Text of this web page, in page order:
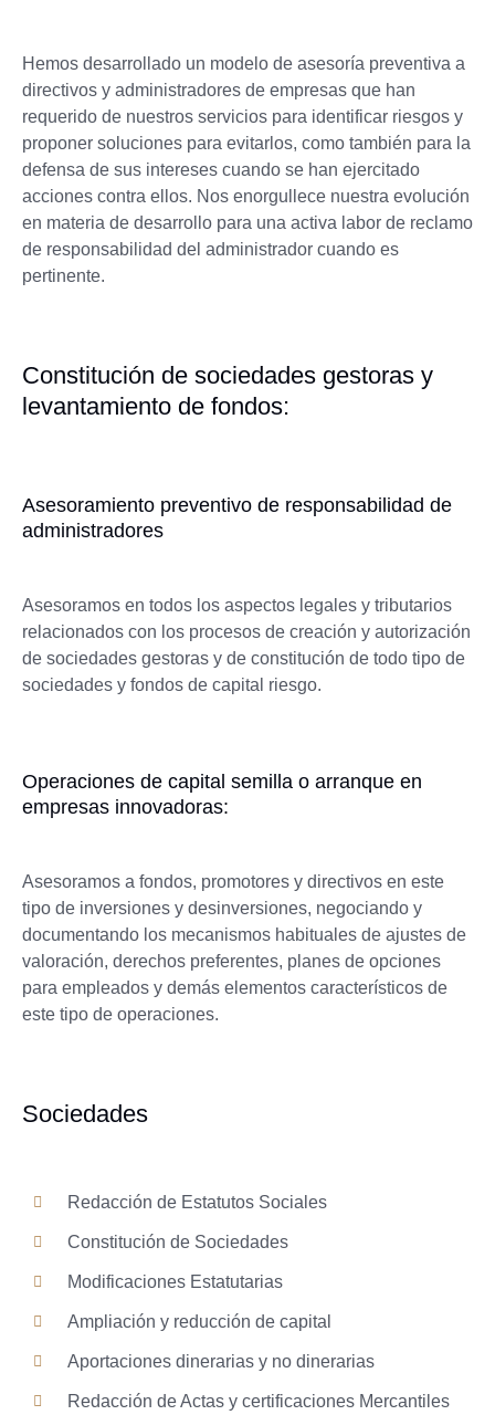
Hemos desarrollado un modelo de asesoría preventiva a
directivos y administradores de empresas que han
requerido de nuestros servicios para identificar riesgos y
proponer soluciones para evitarlos, como también para la
defensa de sus intereses cuando se han ejercitado
acciones contra ellos. Nos enorgullece nuestra evolución
en materia de desarrollo para una activa labor de reclamo
de responsabilidad del administrador cuando es
pertinente.
Constitución de sociedades gestoras y
levantamiento de fondos:
Asesoramiento preventivo de responsabilidad de
administradores
Asesoramos en todos los aspectos legales y tributarios
relacionados con los procesos de creación y autorización
de sociedades gestoras y de constitución de todo tipo de
sociedades y fondos de capital riesgo.
Operaciones de capital semilla o arranque en
empresas innovadoras:
Asesoramos a fondos, promotores y directivos en este
tipo de inversiones y desinversiones, negociando y
documentando los mecanismos habituales de ajustes de
valoración, derechos preferentes, planes de opciones
para empleados y demás elementos característicos de
este tipo de operaciones.
Sociedades
Redacción de Estatutos Sociales
Constitución de Sociedades
Modificaciones Estatutarias
Ampliación y reducción de capital
Aportaciones dinerarias y no dinerarias
Redacción de Actas y certificaciones Mercantiles